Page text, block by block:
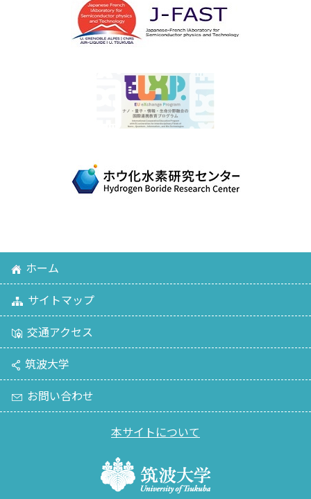
ホーム
サイトマップ
交通アクセス
筑波大学
お問い合わせ
本サイトについて